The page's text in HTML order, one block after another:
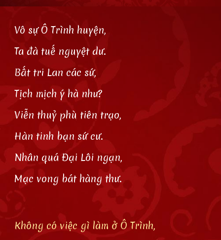
Vô sự Ô Trình huyện,
Ta đà tuế nguyệt dư.
Bất tri Lan các sứ,
Tịch mịch ý hà như?
Viễn thuỷ phù tiên trạo,
Hàn tinh bạn sứ cư.
Nhân quá Đại Lôi ngạn,
Mạc vong bát hàng thư.
Không có việc gì làm ở Ô Trình,